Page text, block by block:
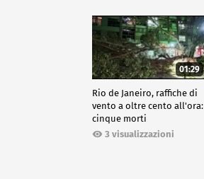
01:29
Rio de Janeiro, raffiche di
vento a oltre cento all'ora:
cinque morti
3 visualizzazioni